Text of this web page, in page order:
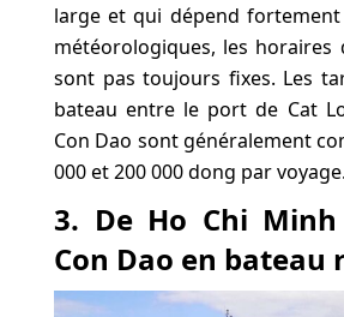
large et qui dépend
météorologiques, les horaires
sont pas toujours fixes. Les
bateau entre le port de Cat
Con Dao sont généralement
000 et 200 000 dong par voyage.
3. De Ho Chi
Con Dao en bateau